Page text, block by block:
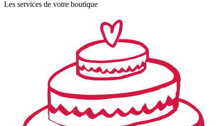
Les services de votre boutique